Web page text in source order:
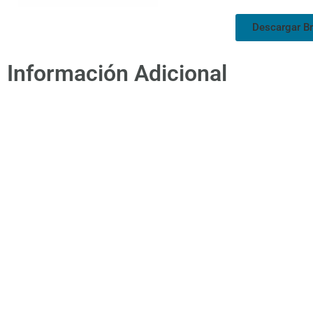
Descargar
Información Adicional